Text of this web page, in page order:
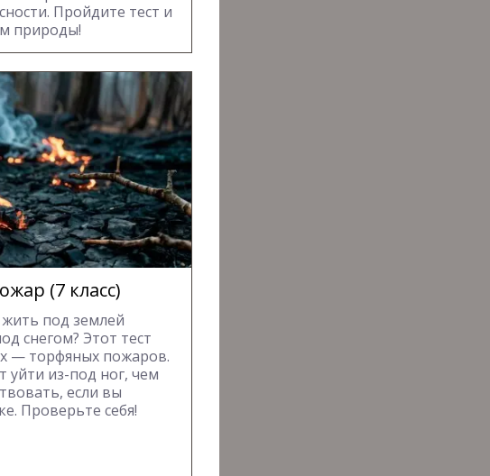
Пройдите тест и
природы!
(7 класс)
под землей
снегом? Этот тест
— торфяных пожаров.
уйти из-под ног, чем
если вы
Проверьте себя!